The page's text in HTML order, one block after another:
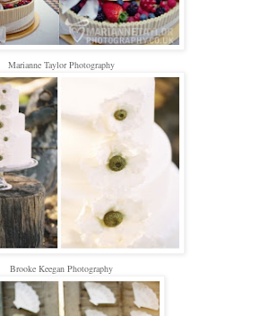
Marianne Taylor Photography
Brooke Keegan Photography